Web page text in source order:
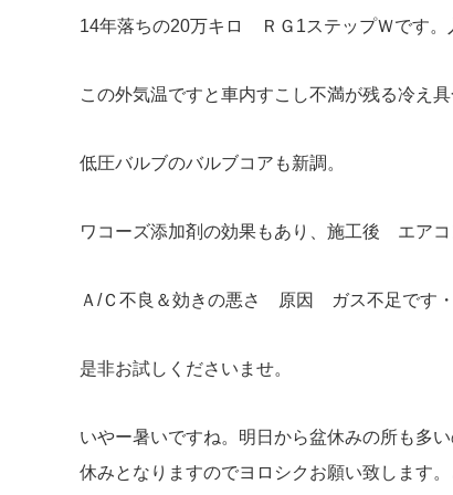
14年落ちの20万キロ ＲＧ1ステップＷです
この外気温ですと車内すこし不満が残る冷え具
低圧バルブのバルブコアも新調。
ワコーズ添加剤の効果もあり、施工後 エア
Ａ/Ｃ不良＆効きの悪さ 原因 ガス不足です
是非お試しくださいませ。
いやー暑いですね。明日から盆休みの所も多
休みとなりますのでヨロシクお願い致します